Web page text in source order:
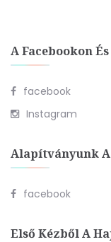
A Facebookon
facebook
Instagram
Alapítványunk A
facebook
Első Kézből A